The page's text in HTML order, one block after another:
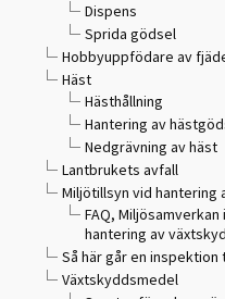
Dispens
Sprida gödsel
Hobbyuppfödare av
Häst
Hästhållning
Hantering av
Nedgrävning av häst
Lantbrukets avfall
Miljötillsyn vid hantering
FAQ,
hantering av
Så här går en inspektion
Växtskyddsmedel